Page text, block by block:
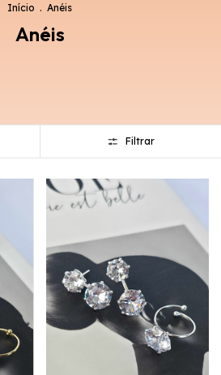
Início . Anéis
Anéis
Filtrar